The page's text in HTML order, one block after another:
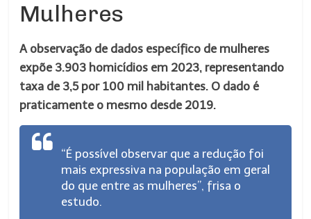
Mulheres
A observação de dados específico de mulheres
expõe 3.903 homicídios em 2023, representando
taxa de 3,5 por 100 mil habitantes. O dado é
praticamente o mesmo desde 2019.
“É possível observar que a redução foi
mais expressiva na população em geral
do que entre as mulheres”, frisa o
estudo.